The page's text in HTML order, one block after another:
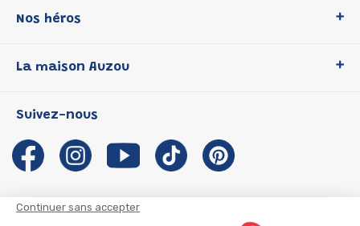
Continuer sans accepter
Nos héros
P'tit Loup
Les Influenceuses
Migali
Petite Taupe
La maison Auzou
Notre histoire
Auzou s'engage
Auteurs et illustrateurs Auzou
Suivez-nous